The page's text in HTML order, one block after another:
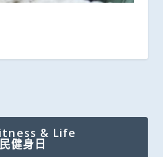
& Life
健身日